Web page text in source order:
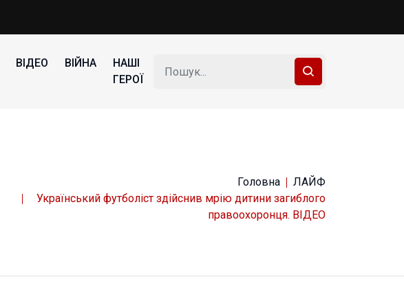
ВІДЕО ВІЙНА
НАШІ
ГЕРОЇ
Головна
ЛАЙФ
Український футболіст здійснив мрію дитини загиблого
правоохоронця. ВІДЕО